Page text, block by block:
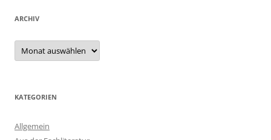
ARCHIV
Archiv
KATEGORIEN
Allgemein